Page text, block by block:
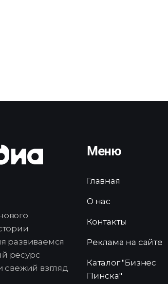
развиваемся
ресурс
свежий взгляд
Меню
Главная
О нас
Контакты
Реклама на сайте
Каталог "Бизнес
Пинска"